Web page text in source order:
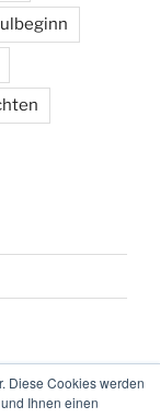
Diese Cookies werden
Ihnen einen